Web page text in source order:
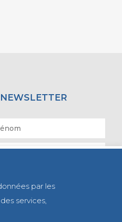
NEWSLETTER
par les
services,